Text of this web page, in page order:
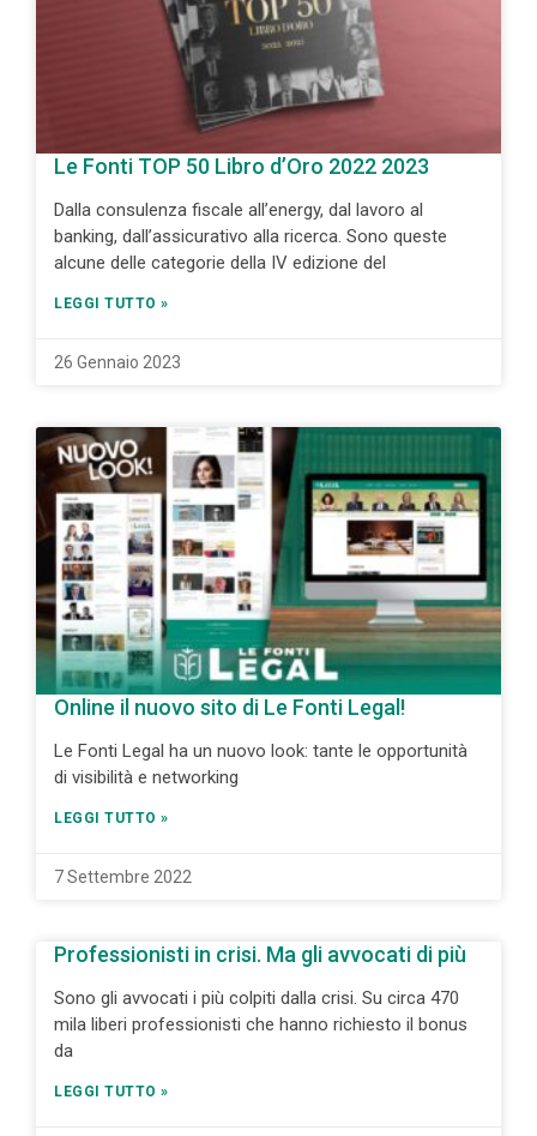
Le Fonti TOP 50 Libro d’Oro 2022 2023
Dalla consulenza fiscale all’energy, dal lavoro al
banking, dall’assicurativo alla ricerca. Sono queste
alcune delle categorie della IV edizione del
LEGGI TUTTO »
26 Gennaio 2023
Online il nuovo sito di Le Fonti Legal!
Le Fonti Legal ha un nuovo look: tante le opportunità
di visibilità e networking
LEGGI TUTTO »
7 Settembre 2022
Professionisti in crisi. Ma gli avvocati di più
Sono gli avvocati i più colpiti dalla crisi. Su circa 470
mila liberi professionisti che hanno richiesto il bonus
da
LEGGI TUTTO »